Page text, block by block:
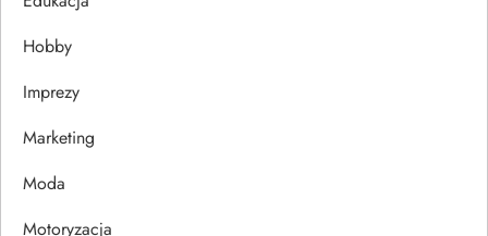
a
w
p
Hobby
Imprezy
Marketing
Moda
Motoryzacja